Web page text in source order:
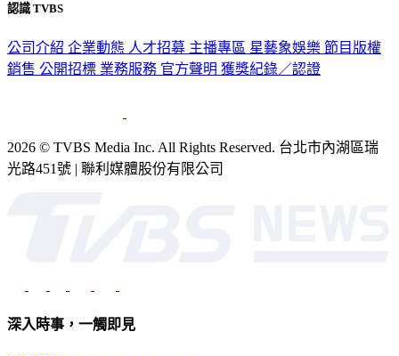
認識 TVBS
公司介紹 企業動態 人才招募 主播專區 星藝象娛樂 節目版權
銷售 公開招標 業務服務 官方聲明 獲獎紀錄／認證
2026 © TVBS Media Inc. All Rights Reserved. 台北市內湖區瑞
光路451號 | 聯利媒體股份有限公司
深入時事，一觸即見